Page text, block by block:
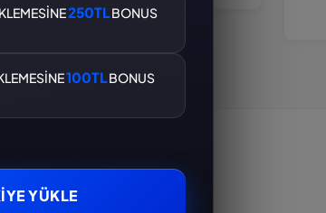
250TLBONUS
100TLBONUS
YÜKLE